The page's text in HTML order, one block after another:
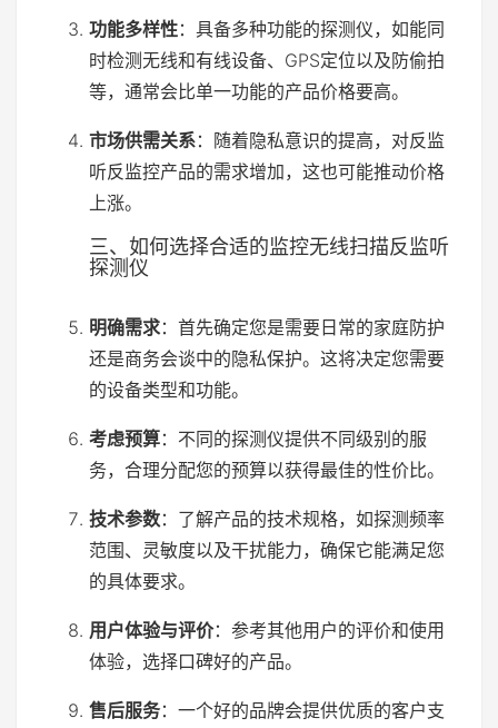
功能多样性：具备多种功能的探测仪，如能同
时检测无线和有线设备、GPS定位以及防偷拍
等，通常会比单一功能的产品价格要高。
市场供需关系：随着隐私意识的提高，对反监
听反监控产品的需求增加，这也可能推动价格
上涨。
三、如何选择合适的监控无线扫描反监听
探测仪
明确需求：首先确定您是需要日常的家庭防护
还是商务会谈中的隐私保护。这将决定您需要
的设备类型和功能。
考虑预算：不同的探测仪提供不同级别的服
务，合理分配您的预算以获得最佳的性价比。
技术参数：了解产品的技术规格，如探测频率
范围、灵敏度以及干扰能力，确保它能满足您
的具体要求。
用户体验与评价：参考其他用户的评价和使用
体验，选择口碑好的产品。
售后服务：一个好的品牌会提供优质的客户支